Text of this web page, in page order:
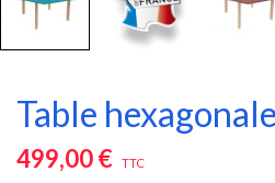
Table
499,00 € TTC